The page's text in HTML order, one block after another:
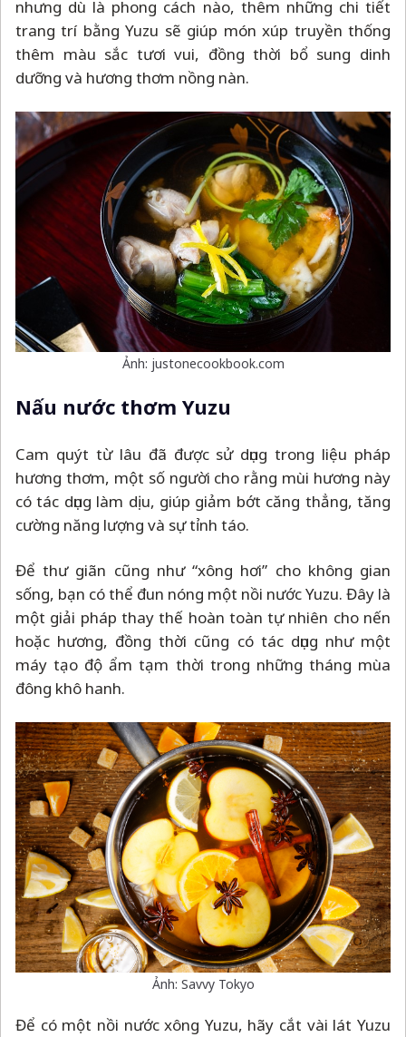
nhưng dù là phong cách nào, thêm những chi tiết
trang trí bằng Yuzu sẽ giúp món xúp truyền thống
thêm màu sắc tươi vui, đồng thời bổ sung dinh
dưỡng và hương thơm nồng nàn.
Ảnh: justonecookbook.com
Nấu nước thơm Yuzu
Cam quýt từ lâu đã được sử dụng trong liệu pháp
hương thơm, một số người cho rằng mùi hương này
có tác dụng làm dịu, giúp giảm bớt căng thẳng, tăng
cường năng lượng và sự tỉnh táo.
Để thư giãn cũng như “xông hơi” cho không gian
sống, bạn có thể đun nóng một nồi nước Yuzu. Đây là
một giải pháp thay thế hoàn toàn tự nhiên cho nến
hoặc hương, đồng thời cũng có tác dụng như một
máy tạo độ ẩm tạm thời trong những tháng mùa
đông khô hanh.
Ảnh: Savvy Tokyo
Để có một nồi nước xông Yuzu, hãy cắt vài lát Yuzu